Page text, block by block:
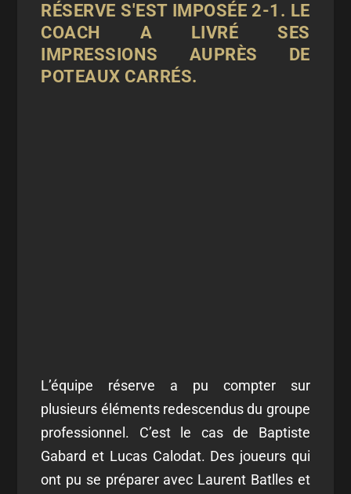
RÉSERVE S'EST IMPOSÉE 2-1. LE
COACH A LIVRÉ SES
IMPRESSIONS AUPRÈS DE
POTEAUX CARRÉS.
L’équipe réserve a pu compter sur
plusieurs éléments redescendus du groupe
professionnel. C’est le cas de Baptiste
Gabard et Lucas Calodat. Des joueurs qui
ont pu se préparer avec Laurent Batlles et